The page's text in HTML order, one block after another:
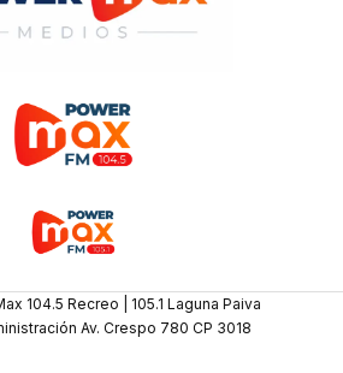
104.5 Recreo | 105.1 Laguna Paiva
Av. Crespo 780 CP 3018